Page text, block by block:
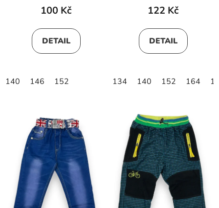
100 Kč
DETAIL
140 146 152
122 Kč
DETAIL
134 140 152 164